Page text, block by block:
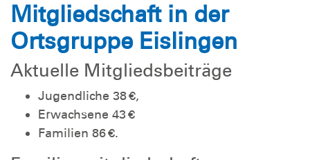
Mitgliedschaft in der
Ortsgruppe Eislingen
Aktuelle Mitgliedsbeiträge
Jugendliche 38 €,
Erwachsene 43 €
Familien 86 €.